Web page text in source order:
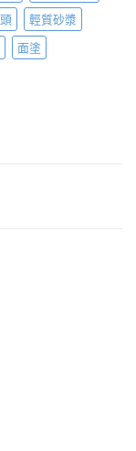
輕質砂漿
面塗